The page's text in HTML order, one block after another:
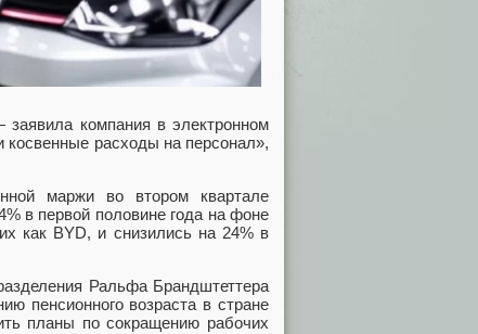
компания в электронном
косвенные расходы на персонал»,
маржи во втором квартале
в первой половине года на фоне
как BYD, и снизились на 24% в
Ральфа Брандштеттера
пенсионного возраста в стране
планы по сокращению рабочих